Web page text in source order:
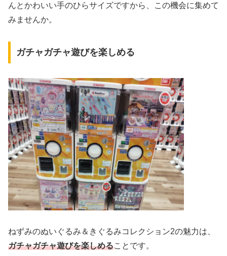
んとかわいい手のひらサイズですから、この機会に集めて
みませんか。
ガチャガチャ遊びを楽しめる
ねずみのぬいぐるみ＆きぐるみコレクション2の魅力は、
ガチャガチャ遊びを楽しめることです。